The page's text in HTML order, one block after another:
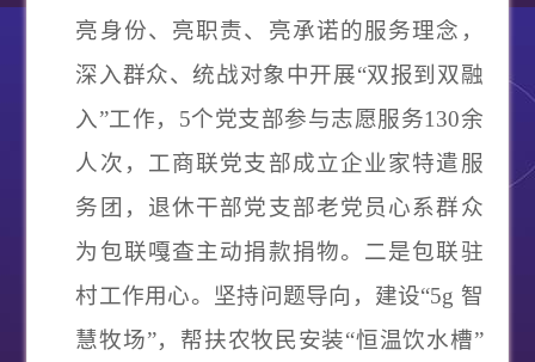
亮身份、亮职责、亮承诺的服务理念，
深入群众、统战对象中开展“双报到双融
入”工作，5个党支部参与志愿服务130余
人次，工商联党支部成立企业家特遣服
务团，退休干部党支部老党员心系群众
为包联嘎查主动捐款捐物。 二是包联驻
村工作用心。 坚持问题导向，建设“5g 智
慧牧场”，帮扶农牧民安装“恒温饮水槽”